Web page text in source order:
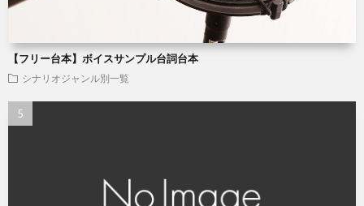
【フリー台本】ボイスサンプル台詞台本
シナリオジャンル別一覧